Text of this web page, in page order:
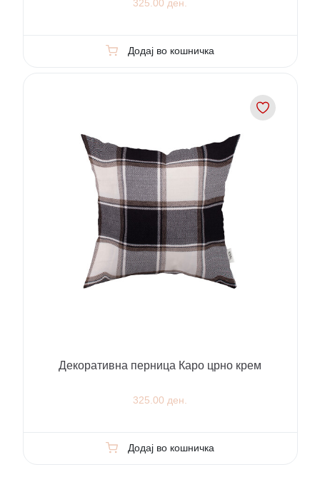
325.00 ден.
Додај во кошничка
Декоративна перница Каро црно крем
325.00 ден.
Додај во кошничка